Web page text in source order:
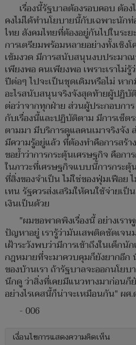
เรื่องนี้รัฐบาลต้องรอบคอบ ต้อง
คงไม่ได้ทำนโยบายนี้กับเฉพาะนัก
ไทย สังคมไทยที่ต้องอยู่กันไปในระย
การเตรียมพร้อมหลายอย่างทั้งเชิง
เข้มงวด มีการสนับสนุนงบประมา
เพียงพอ คนเพียงพอ เพราะเราไม่
ปีต่อๆ ไปจะเป็นชุดเดิมหรือไม่ หา
อะไรสนับสนุนจริงจังสุดท้ายผู้ปฏิบั
ต่อว่าจากทุกฝ่าย ส่วนผู้ประกอบกา
กับเรื่องนี้และปฏิบัติตาม มีการเซ็
ตามมา มีบริการดูแลคนเมาจริงจัง
มีความรู้อยู่แล้ว ที่ต้องทำคือการสร้า
ขอย้ำว่าการกระตุ้นเศรษฐกิจ คือกา
ในภาวะที่เศรษฐกิจแบบนี้การกระตุ้
ที่สิ่งของจำเป็น ไม่ใช่ของฟุ่มเฟือย ไ
เทน รัฐควรส่งเสริมให้คนใช้จ่ายเ
เงินเป็นด้วย
"ผมขอพาดพิงเรื่องนี้ อย่างเรา
ปัญหาอยู่ เรารู้ว่ามันเสพติดชัดเจน
เฝ้าระวังพบว่ามีการเข้าถึงในเด็กนั
กฎหมายที่จะมาควบคุมก็ยังยากอี
ของบ้านเรา ถ้ารัฐบาลจะออกนโย
นึกดู ว่าสิ่งที่เคยมีแนวทางมาก่อนก็
อย่างไรเคสนี้ก็น่าจะเหมือนกัน" ผศ
- 006
เงื่อนไขการแสดงความคิดเห็น